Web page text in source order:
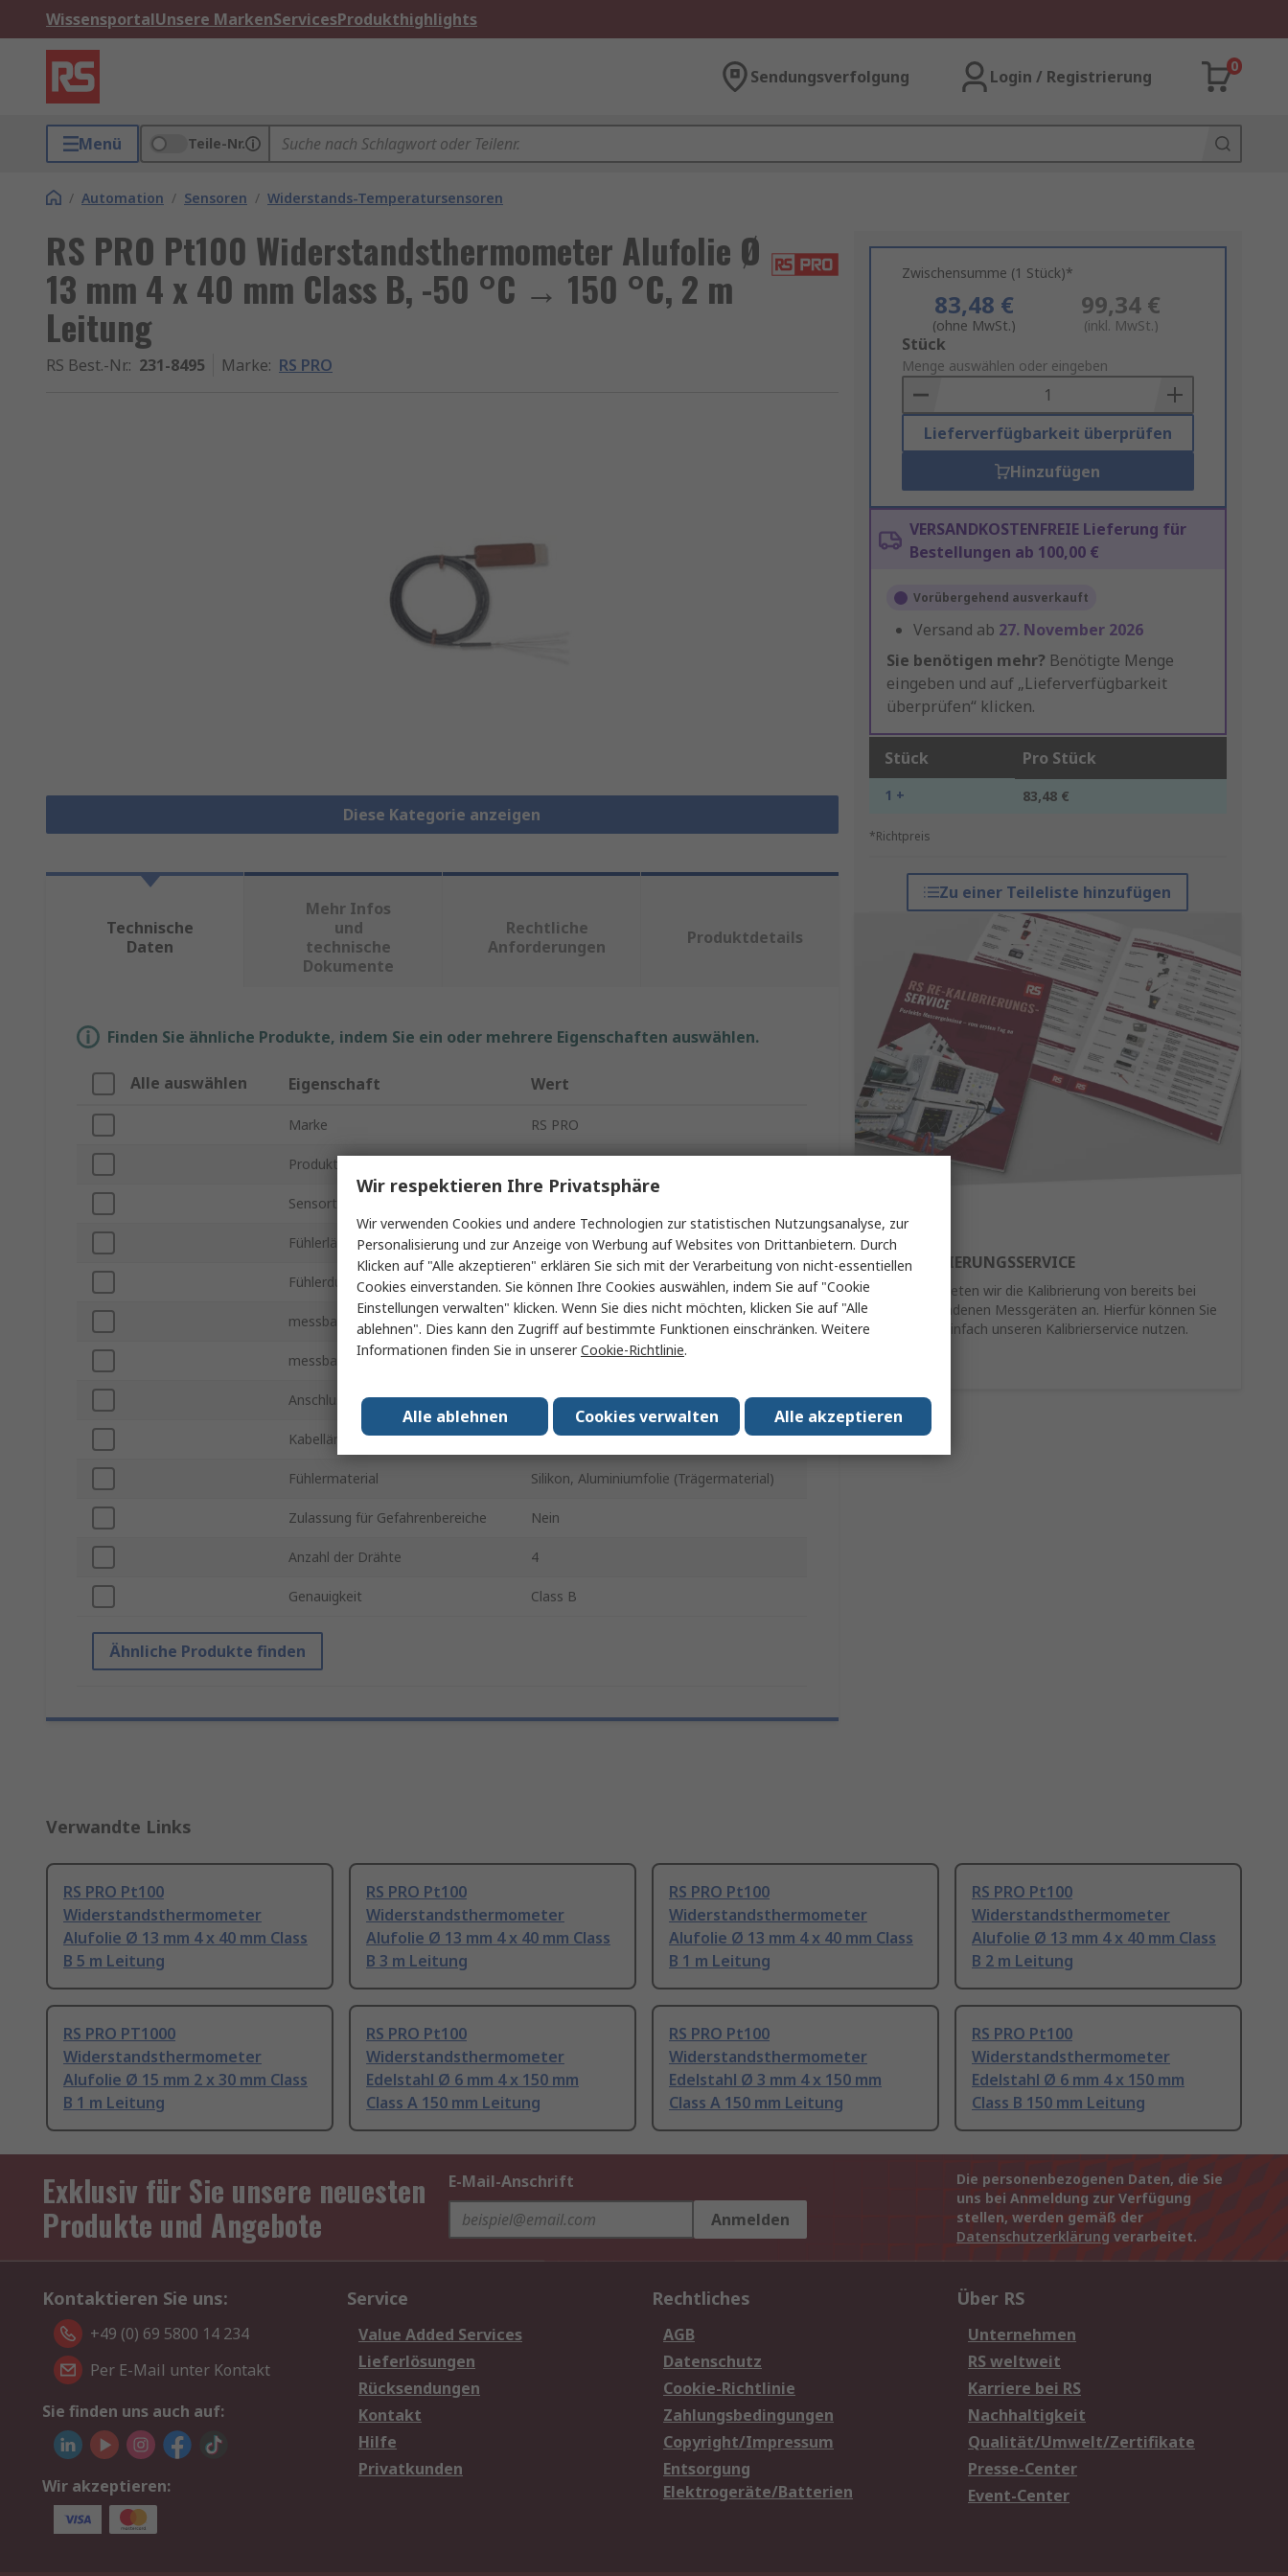
WissensportalUnsere MarkenServicesProdukthighlights
Sendungsverfolgung Login / Registrierung
0
Menü Teile-Nr.
/ Automation / Sensoren / Widerstands-Temperatursensoren
RS PRO Pt100 Widerstandsthermometer Alufolie Ø
13 mm 4 x 40 mm Class B, -50 °C → 150 °C, 2 m
Leitung
RS Best.-Nr.: 231-8495 Marke: RS PRO
Diese Kategorie anzeigen
Zwischensumme (1 Stück)*
83,48 €
(ohne MwSt.)
99,34 €
(inkl. MwSt.)
Add
to
Basket
Stück
Menge auswählen oder eingeben
Lieferverfügbarkeit überprüfen
Hinzufügen
VERSANDKOSTENFREIE Lieferung für
Bestellungen ab 100,00 €
Vorübergehend ausverkauft
Versand ab 27. November 2026
Sie benötigen mehr? Benötigte Menge
eingeben und auf „Lieferverfügbarkeit
überprüfen“ klicken.
Stück Pro Stück
1 + 83,48 €
*Richtpreis
Zu einer Teileliste hinzufügen
RE-KALIBRIERUNGSSERVICE
Als Service bieten wir die Kalibrierung von bereits bei
Ihnen vorhandenen Messgeräten an. Hierfür können Sie
schnell und einfach unseren Kalibrierservice nutzen.
Technische
Daten
Mehr Infos
und
technische
Dokumente
Rechtliche
Anforderungen
Produktdetails
Finden Sie ähnliche Produkte, indem Sie ein oder mehrere Eigenschaften auswählen.
Alle auswählen Eigenschaft Wert
Marke RS PRO
Produkt Typ
Sensortyp
Fühlerlänge 40mm
Fühlerdurchmesser 13mm
messbare Temperatur min. -50°C
messbare Temperatur max. 150°C
Anschlusstyp Endstück, blanker Schaltdraht
Kabellänge 2m
Fühlermaterial Silikon, Aluminiumfolie (Trägermaterial)
Zulassung für Gefahrenbereiche Nein
Anzahl der Drähte 4
Genauigkeit Class B
Ähnliche Produkte finden
Verwandte Links
RS PRO Pt100
Widerstandsthermometer
Alufolie Ø 13 mm 4 x 40 mm Class
B 5 m Leitung
RS PRO Pt100
Widerstandsthermometer
Alufolie Ø 13 mm 4 x 40 mm Class
B 3 m Leitung
RS PRO Pt100
Widerstandsthermometer
Alufolie Ø 13 mm 4 x 40 mm Class
B 1 m Leitung
RS PRO Pt100
Widerstandsthermometer
Alufolie Ø 13 mm 4 x 40 mm Class
B 2 m Leitung
RS PRO PT1000
Widerstandsthermometer
Alufolie Ø 15 mm 2 x 30 mm Class
B 1 m Leitung
RS PRO Pt100
Widerstandsthermometer
Edelstahl Ø 6 mm 4 x 150 mm
Class A 150 mm Leitung
RS PRO Pt100
Widerstandsthermometer
Edelstahl Ø 3 mm 4 x 150 mm
Class A 150 mm Leitung
RS PRO Pt100
Widerstandsthermometer
Edelstahl Ø 6 mm 4 x 150 mm
Class B 150 mm Leitung
Exklusiv für Sie unsere neuesten
Produkte und Angebote
E-Mail-Anschrift
Anmelden
Die personenbezogenen Daten, die Sie
uns bei Anmeldung zur Verfügung
stellen, werden gemäß der
Datenschutzerklärung verarbeitet.
Kontaktieren Sie uns:
+49 (0) 69 5800 14 234
Per E-Mail unter Kontakt
Sie finden uns auch auf:
Wir akzeptieren:
Service
Value Added Services
Lieferlösungen
Rücksendungen
Kontakt
Hilfe
Privatkunden
Rechtliches
AGB
Datenschutz
Cookie-Richtlinie
Zahlungsbedingungen
Copyright/Impressum
Entsorgung
Elektrogeräte/Batterien
Über RS
Unternehmen
RS weltweit
Karriere bei RS
Nachhaltigkeit
Qualität/Umwelt/Zertifikate
Presse-Center
Event-Center
Wir respektieren Ihre Privatsphäre
Wir verwenden Cookies und andere Technologien zur statistischen Nutzungsanalyse, zur
Personalisierung und zur Anzeige von Werbung auf Websites von Drittanbietern. Durch
Klicken auf "Alle akzeptieren" erklären Sie sich mit der Verarbeitung von nicht-essentiellen
Cookies einverstanden. Sie können Ihre Cookies auswählen, indem Sie auf "Cookie
Einstellungen verwalten" klicken. Wenn Sie dies nicht möchten, klicken Sie auf "Alle
ablehnen". Dies kann den Zugriff auf bestimmte Funktionen einschränken. Weitere
Informationen finden Sie in unsererCookie-Richtlinie.
Alle akzeptieren
Cookies verwalten
Alle ablehnen